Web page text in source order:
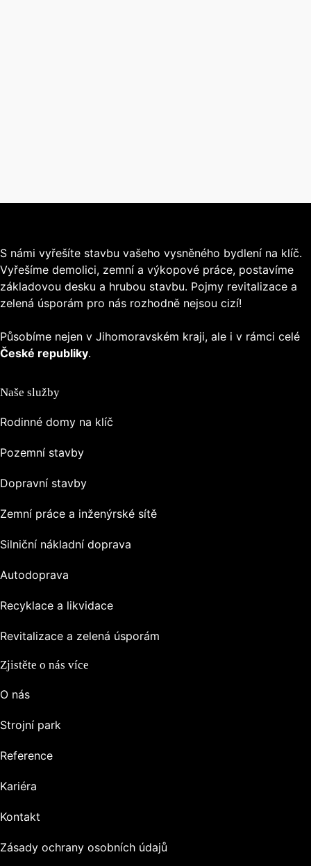
S námi vyřešíte stavbu vašeho vysněného bydlení na klíč.
Vyřešíme demolici, zemní a výkopové práce, postavíme
základovou desku a hrubou stavbu. Pojmy revitalizace a
zelená úsporám pro nás rozhodně nejsou cizí!
Působíme nejen v Jihomoravském kraji, ale i v rámci celé
České republiky.
Naše služby
Rodinné domy na klíč
Pozemní stavby
Dopravní stavby
Zemní práce a inženýrské sítě
Silniční nákladní doprava
Autodoprava
Recyklace a likvidace
Revitalizace a zelená úsporám
Zjistěte o nás více
O nás
Strojní park
Reference
Kariéra
Kontakt
Zásady ochrany osobních údajů